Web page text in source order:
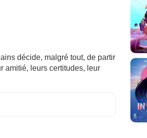
décide, malgré tout, de partir
amitié, leurs certitudes, leur